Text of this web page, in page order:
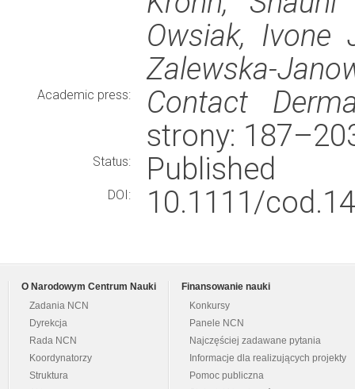
Owsiak, Ivone
Zalewska-
Academic press:
Contact
strony:
Status: Published
DOI: 10.1111/
O Narodowym Centrum Nauki
Zadania NCN
Dyrekcja
Rada NCN
Koordynatorzy
Struktura
Finansowanie nauki
Konkursy
Panele NCN
Najczęściej zadawane pytania
Informacje dla realizujących projekty
Pomoc publiczna